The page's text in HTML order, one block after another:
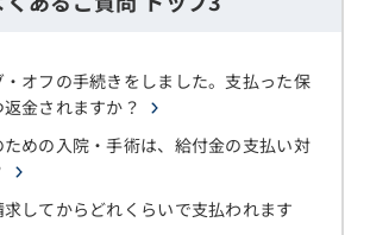
オフの手続きをしました。支払った保
金されますか？
めの入院・手術は、給付金の支払い対
してからどれくらいで支払われます